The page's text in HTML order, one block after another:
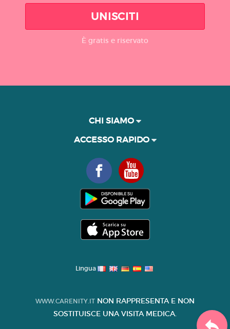
UNISCITI
È gratis e riservato
CHI SIAMO
ACCESSO RAPIDO
Lingua
WWW.CARENITY.IT NON RAPPRESENTA E NON
SOSTITUISCE UNA VISITA MEDICA.